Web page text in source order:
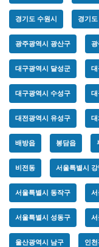
경기도 수원시 경기
광주광역시 광산구 광
대구광역시 달성군 대
대구광역시 수성구 대
대전광역시 유성구 대
배방읍 봉담읍
비전동 서울특별시 강
서울특별시 동작구 서
서울특별시 성동구 서
울산광역시 남구 인